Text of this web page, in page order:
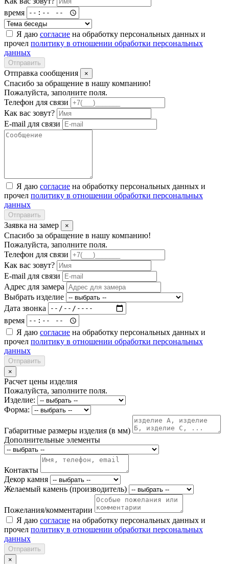
время
Я даю согласие на обработку персональных данных и
прочел политику в отношении обработки персональных
данных
Отправить
Отправка сообщения ×
Спасибо за обращение в нашу компанию!
Пожалуйста, заполните поля.
Телефон для связи
Как вас зовут?
E-mail для связи
Я даю согласие на обработку персональных данных и
прочел политику в отношении обработки персональных
данных
Отправить
Заявка на замер ×
Спасибо за обращение в нашу компанию!
Пожалуйста, заполните поля.
Телефон для связи
Как вас зовут?
E-mail для связи
Адрес для замера
Выбрать изделие
Дата звонка
время
Я даю согласие на обработку персональных данных и
прочел политику в отношении обработки персональных
данных
Отправить
×
Расчет цены изделия
Пожалуйста, заполните поля.
Изделие:
Форма:
Габаритные размеры изделия (в мм)
Дополнительные элементы
Контакты
Декор камня
Желаемый камень (производитель)
Пожелания/комментарии
Я даю согласие на обработку персональных данных и
прочел политику в отношении обработки персональных
данных
Отправить
×